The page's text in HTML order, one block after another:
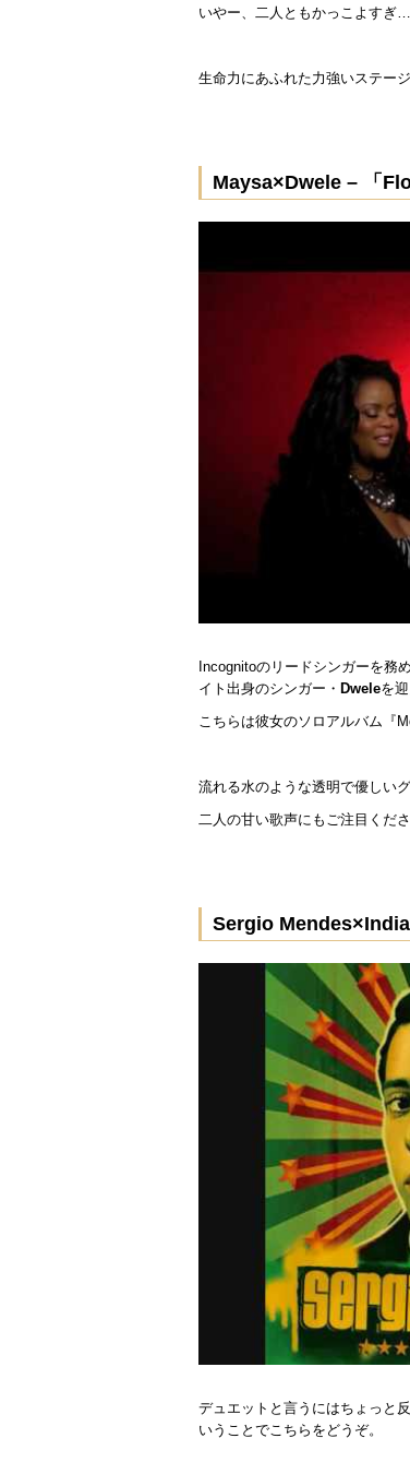
いやー、二人ともかっこよすぎ…
生命力にあふれた力強いステー
Maysa×Dwele – 「
Incognitoのリードシンガーを務
イト出身のシンガー・ Dweleを
こちらは彼女のソロアルバム『
流れる水のような透明で優しい
二人の甘い歌声にもご注目くださ
Sergio
デュエットと言うにはちょっと
いうことでこちらをどうぞ。